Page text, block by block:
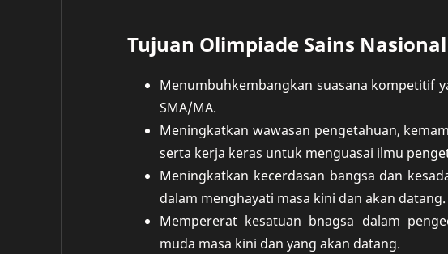
Tujuan Olimpiade Sains Nasional
Menumbuhkembangkan suasana kompetitif
SMA/MA.
Meningkatkan wawasan pengetahuan,
serta kerja keras untuk menguasai ilmu
Meningkatkan kecerdasan bangsa dan
dalam menghayati masa kini dan akan datang.
Mempererat kesatuan bnagsa dalam
muda masa kini dan yang akan datang.